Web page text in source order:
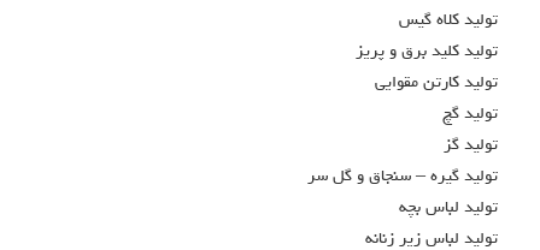
توليد كلاه گيس
توليد كليد برق و پريز
توليد کارتن مقوايي
توليد گچ
توليد گز
توليد گيره – سنجاق و گل سر
توليد لباس بچه
توليد لباس زير زنانه